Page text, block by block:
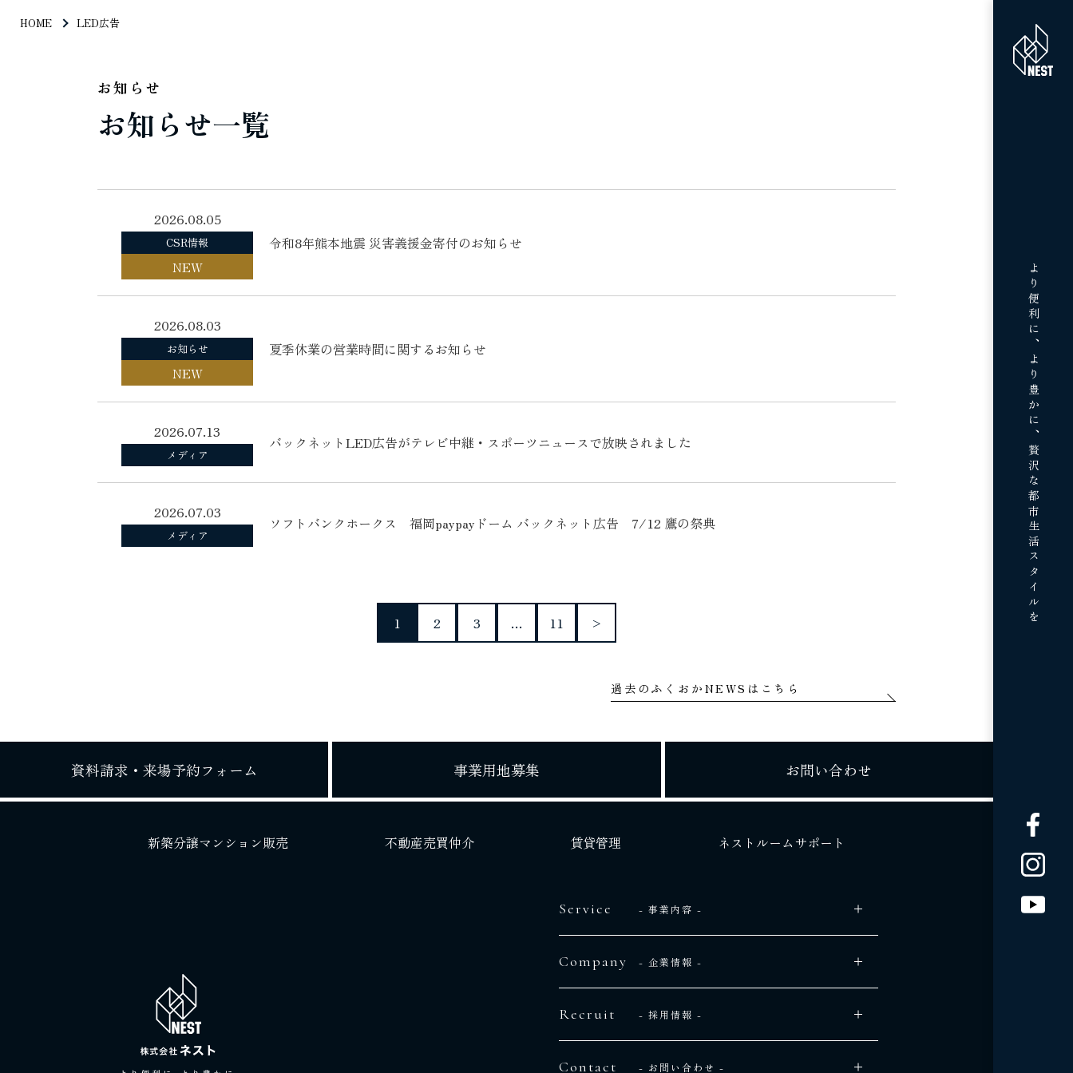
より便利に、より豊かに、
贅沢な都市生活スタイルを
HOME LED広告
お知らせ
お知らせ一覧
2026.08.05
CSR情報
NEW
令和8年熊本地震 災害義援金寄付のお知らせ
2026.08.03
お知らせ
NEW
夏季休業の営業時間に関するお知らせ
2026.07.13
メディア
バックネットLED広告がテレビ中継・スポーツニュースで放映されました
2026.07.03
メディア
ソフトバンクホークス 福岡paypayドーム バックネット広告 7/12 鷹の祭典
1 2 3 … 11 >
過去のふくおかNEWSはこちら
資料請求・ 来場予約フォーム 事業用地募集 お問い合わせ
新築分譲マンション販売 不動産売買仲介 賃貸管理 ネストルームサポート
Service - 事業内容 -
Company - 企業情報 -
Recruit - 採用情報 -
Contact - お問い合わせ -